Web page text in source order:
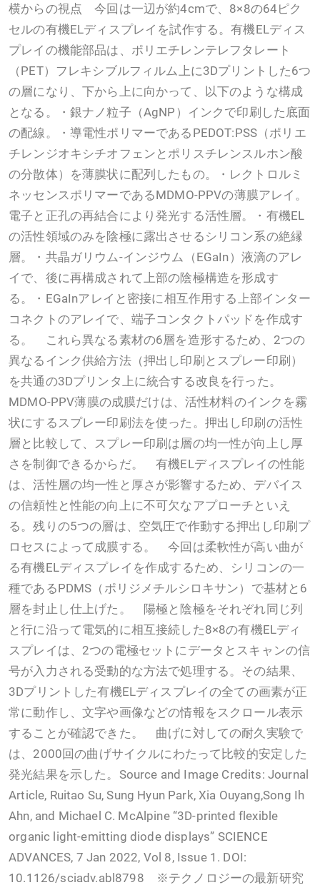
横からの視点 今回は一辺が約4cmで、8×8の64ピク
セルの有機ELディスプレイを試作する。有機ELディス
プレイの機能部品は、ポリエチレンテレフタレート
（PET）フレキシブルフィルム上に3Dプリントした6つ
の層になり、下から上に向かって、以下のような構成
となる。・銀ナノ粒子（AgNP）インクで印刷した底面
の配線。・導電性ポリマーであるPEDOT:PSS（ポリエ
チレンジオキシチオフェンとポリスチレンスルホン酸
の分散体）を薄膜状に配列したもの。・レクトロルミ
ネッセンスポリマーであるMDMO-PPVの薄膜アレイ。
電子と正孔の再結合により発光する活性層。・有機EL
の活性領域のみを陰極に露出させるシリコン系の絶縁
層。・共晶ガリウム-インジウム（EGaIn）液滴のアレ
イで、後に再構成されて上部の陰極構造を形成す
る。・EGaInアレイと密接に相互作用する上部インター
コネクトのアレイで、端子コンタクトパッドを作成す
る。 これら異なる素材の6層を造形するため、2つの
異なるインク供給方法（押出し印刷とスプレー印刷）
を共通の3Dプリンタ上に統合する改良を行った。
MDMO-PPV薄膜の成膜だけは、活性材料のインクを霧
状にするスプレー印刷法を使った。押出し印刷の活性
層と比較して、スプレー印刷は層の均一性が向上し厚
さを制御できるからだ。 有機ELディスプレイの性能
は、活性層の均一性と厚さが影響するため、デバイス
の信頼性と性能の向上に不可欠なアプローチといえ
る。残りの5つの層は、空気圧で作動する押出し印刷プ
ロセスによって成膜する。 今回は柔軟性が高い曲が
る有機ELディスプレイを作成するため、シリコンの一
種であるPDMS（ポリジメチルシロキサン）で基材と6
層を封止し仕上げた。 陽極と陰極をそれぞれ同じ列
と行に沿って電気的に相互接続した8×8の有機ELディ
スプレイは、2つの電極セットにデータとスキャンの信
号が入力される受動的な方法で処理する。その結果、
3Dプリントした有機ELディスプレイの全ての画素が正
常に動作し、文字や画像などの情報をスクロール表示
することが確認できた。 曲げに対しての耐久実験で
は、2000回の曲げサイクルにわたって比較的安定した
発光結果を示した。Source and Image Credits: Journal
Article, Ruitao Su, Sung Hyun Park, Xia Ouyang,Song Ih
Ahn, and Michael C. McAlpine “3D-printed flexible
organic light-emitting diode displays” SCIENCE
ADVANCES, 7 Jan 2022, Vol 8, Issue 1. DOI:
10.1126/sciadv.abl8798 ※テクノロジーの最新研究